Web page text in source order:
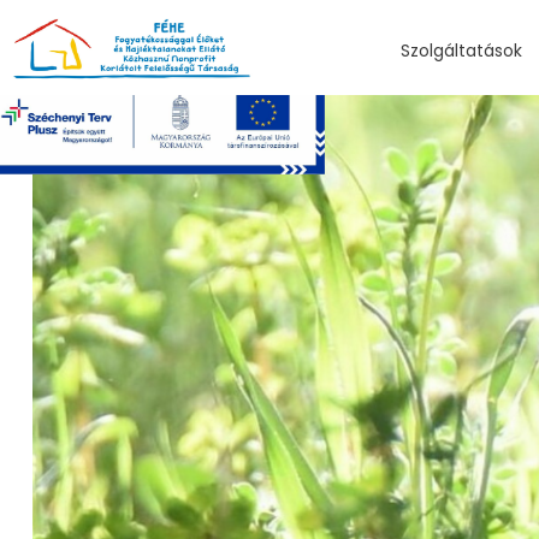
UGRÁS A TARTALOMHOZ
Szolgáltatások
Fogyatékos
Hajléktalan